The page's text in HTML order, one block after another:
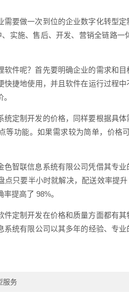
需要做一次到位的企业数字化转型
实施、售后、开发、营销全链路
软件呢？首先要明确企业的需求和
快捷地使用，并且软件在运行过程
统定制开发的价格，同样要根据具
等功能。如果需求较为简单，价
色智联信息系统有限公司凭借其专
点只要半小时就解决，配送效率提
提高了 98%。
件定制开发在价格和质量方面都有
系统有限公司以其多年的经验、专
服务